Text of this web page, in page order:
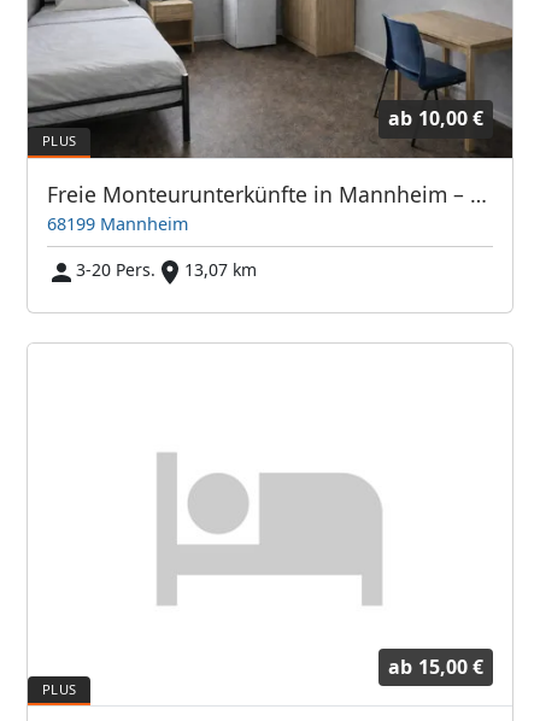
ab 10,00 €
Freie Monteurunterkünfte in Mannheim – JETZT anrufen! Wir sprechen auch Polnisch
68199 Mannheim
3-20 Pers.
13,07 km
ab 15,00 €